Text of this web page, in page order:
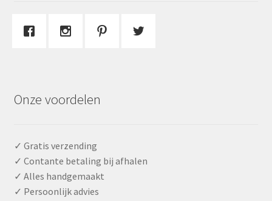
Onze voordelen
✓ Gratis verzending
✓ Contante betaling bij afhalen
✓ Alles handgemaakt
✓ Persoonlijk advies